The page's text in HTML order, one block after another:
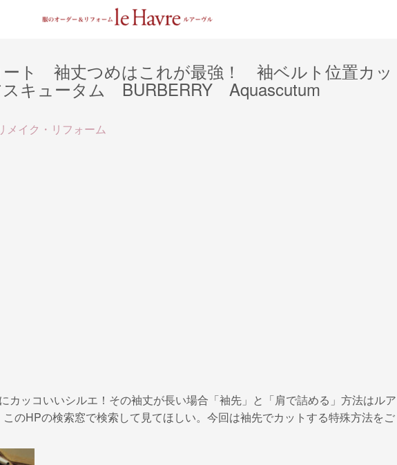
ト 袖丈つめはこれが最強！ 袖ベルト位置カッ
キュータム BURBERRY Aquascutum
メイク・リフォーム
カッコいいシルエ！その袖丈が長い場合「袖先」と「肩で詰める」方法はルア
のHPの検索窓で検索して見てほしい。今回は袖先でカットする特殊方法をご